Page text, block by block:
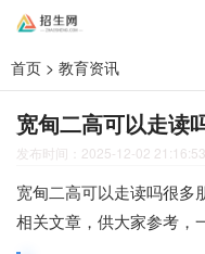
首页 > 教育资讯
宽甸二高可以走读
发布时间：2025-12-02 21:16:53
宽甸二高可以走读吗很多
相关文章，供大家参考，